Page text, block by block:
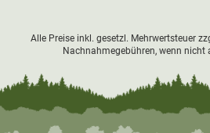
Alle Preise inkl. gesetzl. Mehrwertsteuer
Nachnahmegebühren, wenn nicht